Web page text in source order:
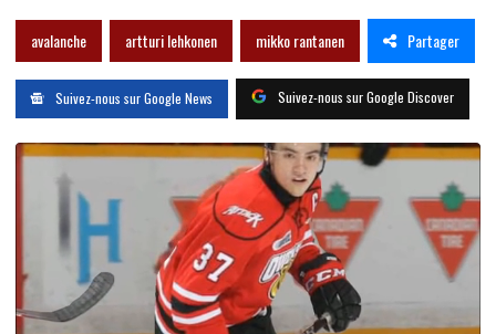
avalanche artturi lehkonen mikko rantanen Partager
Suivez-nous sur Google News Suivez-nous sur Google Discover